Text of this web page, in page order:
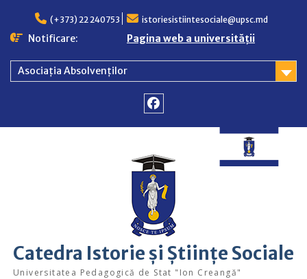
content
(+373) 22 240753 istoriesistiintesociale@upsc.md
Notificare: Pagina web a universității
Asociația Absolvenților
Catedra Istorie și Științe Sociale
Universitatea Pedagogică de Stat "Ion Creangă"